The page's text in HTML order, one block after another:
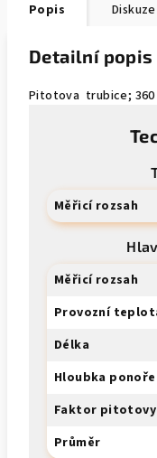
Popis Diskuze
Detailní
Pitotova trubice; 360
Měřicí rozsah
Měřicí rozsah
Provozní
Délka
Hloubka
Faktor
Průměr